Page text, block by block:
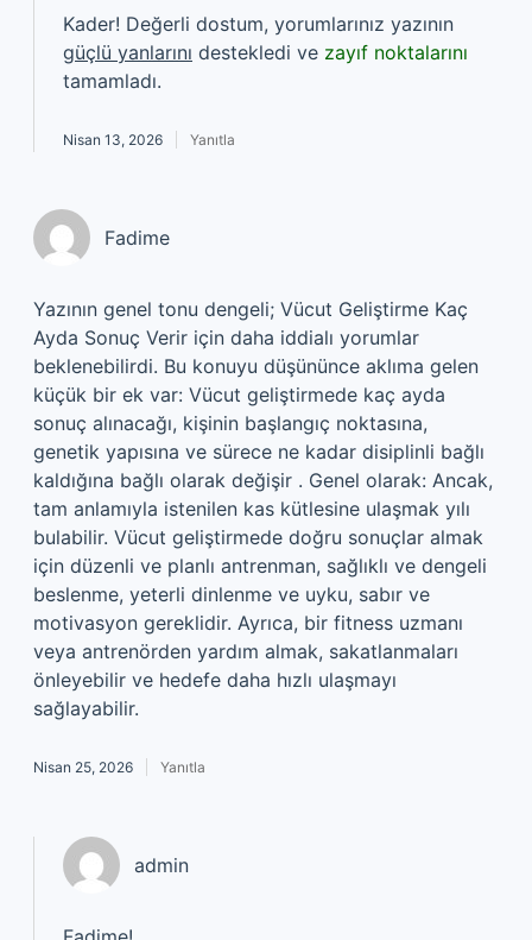
Kader! Değerli dostum, yorumlarınız yazının
güçlü yanlarını destekledi ve zayıf noktalarını
tamamladı.
Nisan 13, 2026 Yanıtla
Fadime
Yazının genel tonu dengeli; Vücut Geliştirme Kaç
Ayda Sonuç Verir için daha iddialı yorumlar
beklenebilirdi. Bu konuyu düşününce aklıma gelen
küçük bir ek var: Vücut geliştirmede kaç ayda
sonuç alınacağı, kişinin başlangıç noktasına,
genetik yapısına ve sürece ne kadar disiplinli bağlı
kaldığına bağlı olarak değişir . Genel olarak: Ancak,
tam anlamıyla istenilen kas kütlesine ulaşmak yılı
bulabilir. Vücut geliştirmede doğru sonuçlar almak
için düzenli ve planlı antrenman, sağlıklı ve dengeli
beslenme, yeterli dinlenme ve uyku, sabır ve
motivasyon gereklidir. Ayrıca, bir fitness uzmanı
veya antrenörden yardım almak, sakatlanmaları
önleyebilir ve hedefe daha hızlı ulaşmayı
sağlayabilir.
Nisan 25, 2026 Yanıtla
admin